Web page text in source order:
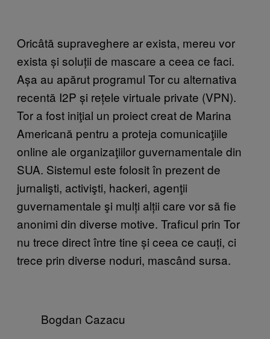
Oricâtă supraveghere ar exista, mereu vor
exista și soluții de mascare a ceea ce faci.
Așa au apărut programul Tor cu alternativa
recentă I2P și rețele virtuale private (VPN).
Tor a fost iniţial un proiect creat de Marina
Americană pentru a proteja comunicaţiile
online ale organizaţiilor guvernamentale din
SUA. Sistemul este folosit în prezent de
jurnalişti, activişti, hackeri, agenţii
guvernamentale şi mulți alții care vor să fie
anonimi din diverse motive. Traficul prin Tor
nu trece direct între tine și ceea ce cauți, ci
trece prin diverse noduri, mascând sursa.
Bogdan Cazacu